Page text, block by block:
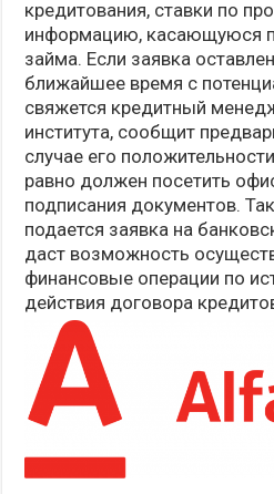
кредитования, ставки по
информацию, касающуюся
займа. Если заявка
ближайшее время с
свяжется кредитный
института, сообщит
случае его
равно должен посетить
подписания документов.
подается заявка на
даст возможность
финансовые операции по
действия договора